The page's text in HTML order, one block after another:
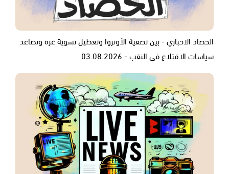
الحصاد الاخباري - بين تصفية الأونروا وتعطيل تسوية غزة وتصاعد
سياسات الاقتلاع في النقب - 03.08.2026